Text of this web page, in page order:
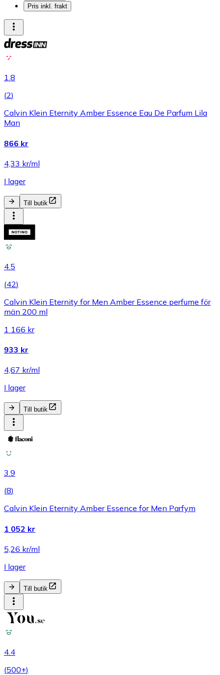
Pris inkl. frakt
1.8
(2)
Calvin Klein Eternity Amber Essence Eau De Parfum Lila
Man
866 kr
4,33 kr/ml
I lager
Till butik
4.5
(42)
Calvin Klein Eternity for Men Amber Essence perfume för
män 200 ml
1 166 kr
933 kr
4,67 kr/ml
I lager
Till butik
3.9
(8)
Calvin Klein Eternity Amber Essence for Men Parfym
1 052 kr
5,26 kr/ml
I lager
Till butik
4.4
(500+)